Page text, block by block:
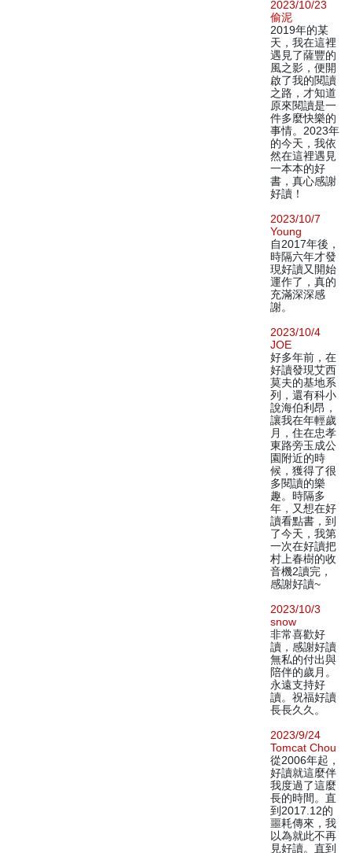
2023/10/23
偷泥
2019年的某
天，我在這裡
遇見了薩豐的
風之影，便開
啟了我的閱讀
之路，才知道
原來閱讀是一
件多麼快樂的
事情。2023年
的今天，我依
然在這裡遇見
一本本的好
書，真心感謝
好讀！
2023/10/7
Young
自2017年後，
時隔六年才發
現好讀又開始
運作了，真的
充滿深深感
謝。
2023/10/4
JOE
好多年前，在
好讀發現艾西
莫夫的基地系
列，還有科小
說海伯利昂，
讓我在年輕歲
月，住在忠孝
東路旁玉成公
園附近的時
候，獲得了很
多閱讀的樂
趣。時隔多
年，又想在好
讀看點書，到
了今天，我第
一次在好讀把
村上春樹的收
音機2讀完，
感謝好讀~
2023/10/3
snow
非常喜歡好
讀，感謝好讀
無私的付出與
陪伴的歲月。
永遠支持好
讀。祝福好讀
長長久久。
2023/9/24
Tomcat Chou
從2006年起，
好讀就這麼伴
我度過了這麼
長的時間。直
到2017.12的
噩耗傳來，我
以為就此不再
見好讀。直到